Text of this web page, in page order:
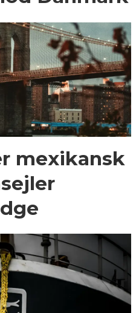
mexikansk